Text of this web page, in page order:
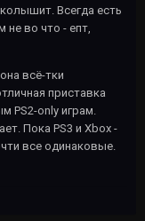
Всегда есть
не во что - епт,
всё-тки
приставка
PS2-only играм.
Пока PS3 и Xbox -
все одинаковые.